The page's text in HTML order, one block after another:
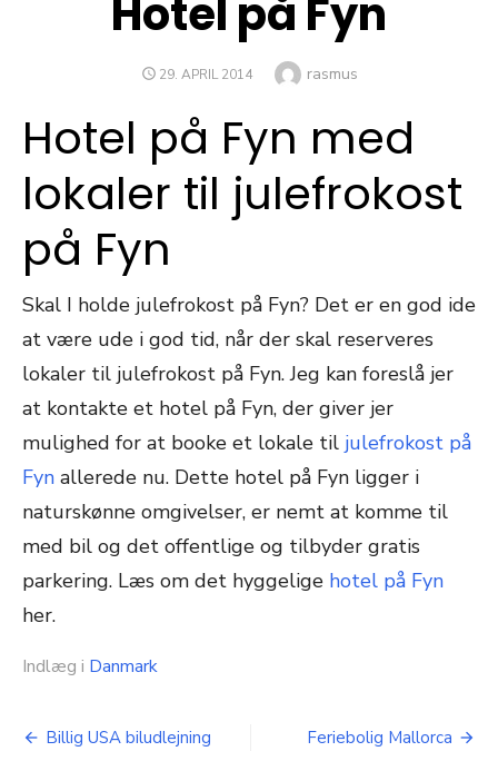
Hotel på Fyn
POSTED
29. APRIL 2014 Author
rasmus
Hotel på Fyn med
lokaler til julefrokost
på Fyn
Skal I holde julefrokost på Fyn? Det er en god ide
at være ude i god tid, når der skal reserveres
lokaler til julefrokost på Fyn. Jeg kan foreslå jer
at kontakte et hotel på Fyn, der giver jer
mulighed for at booke et lokale til julefrokost på
Fyn allerede nu. Dette hotel på Fyn ligger i
naturskønne omgivelser, er nemt at komme til
med bil og det offentlige og tilbyder gratis
parkering. Læs om det hyggelige hotel på Fyn
her.
Indlæg i Danmark
Indlægsnavigation
Billig USA biludlejning Feriebolig Mallorca